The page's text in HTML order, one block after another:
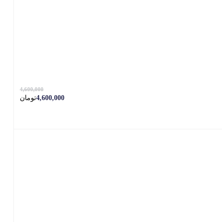
4,600,000
4,600,000تومان